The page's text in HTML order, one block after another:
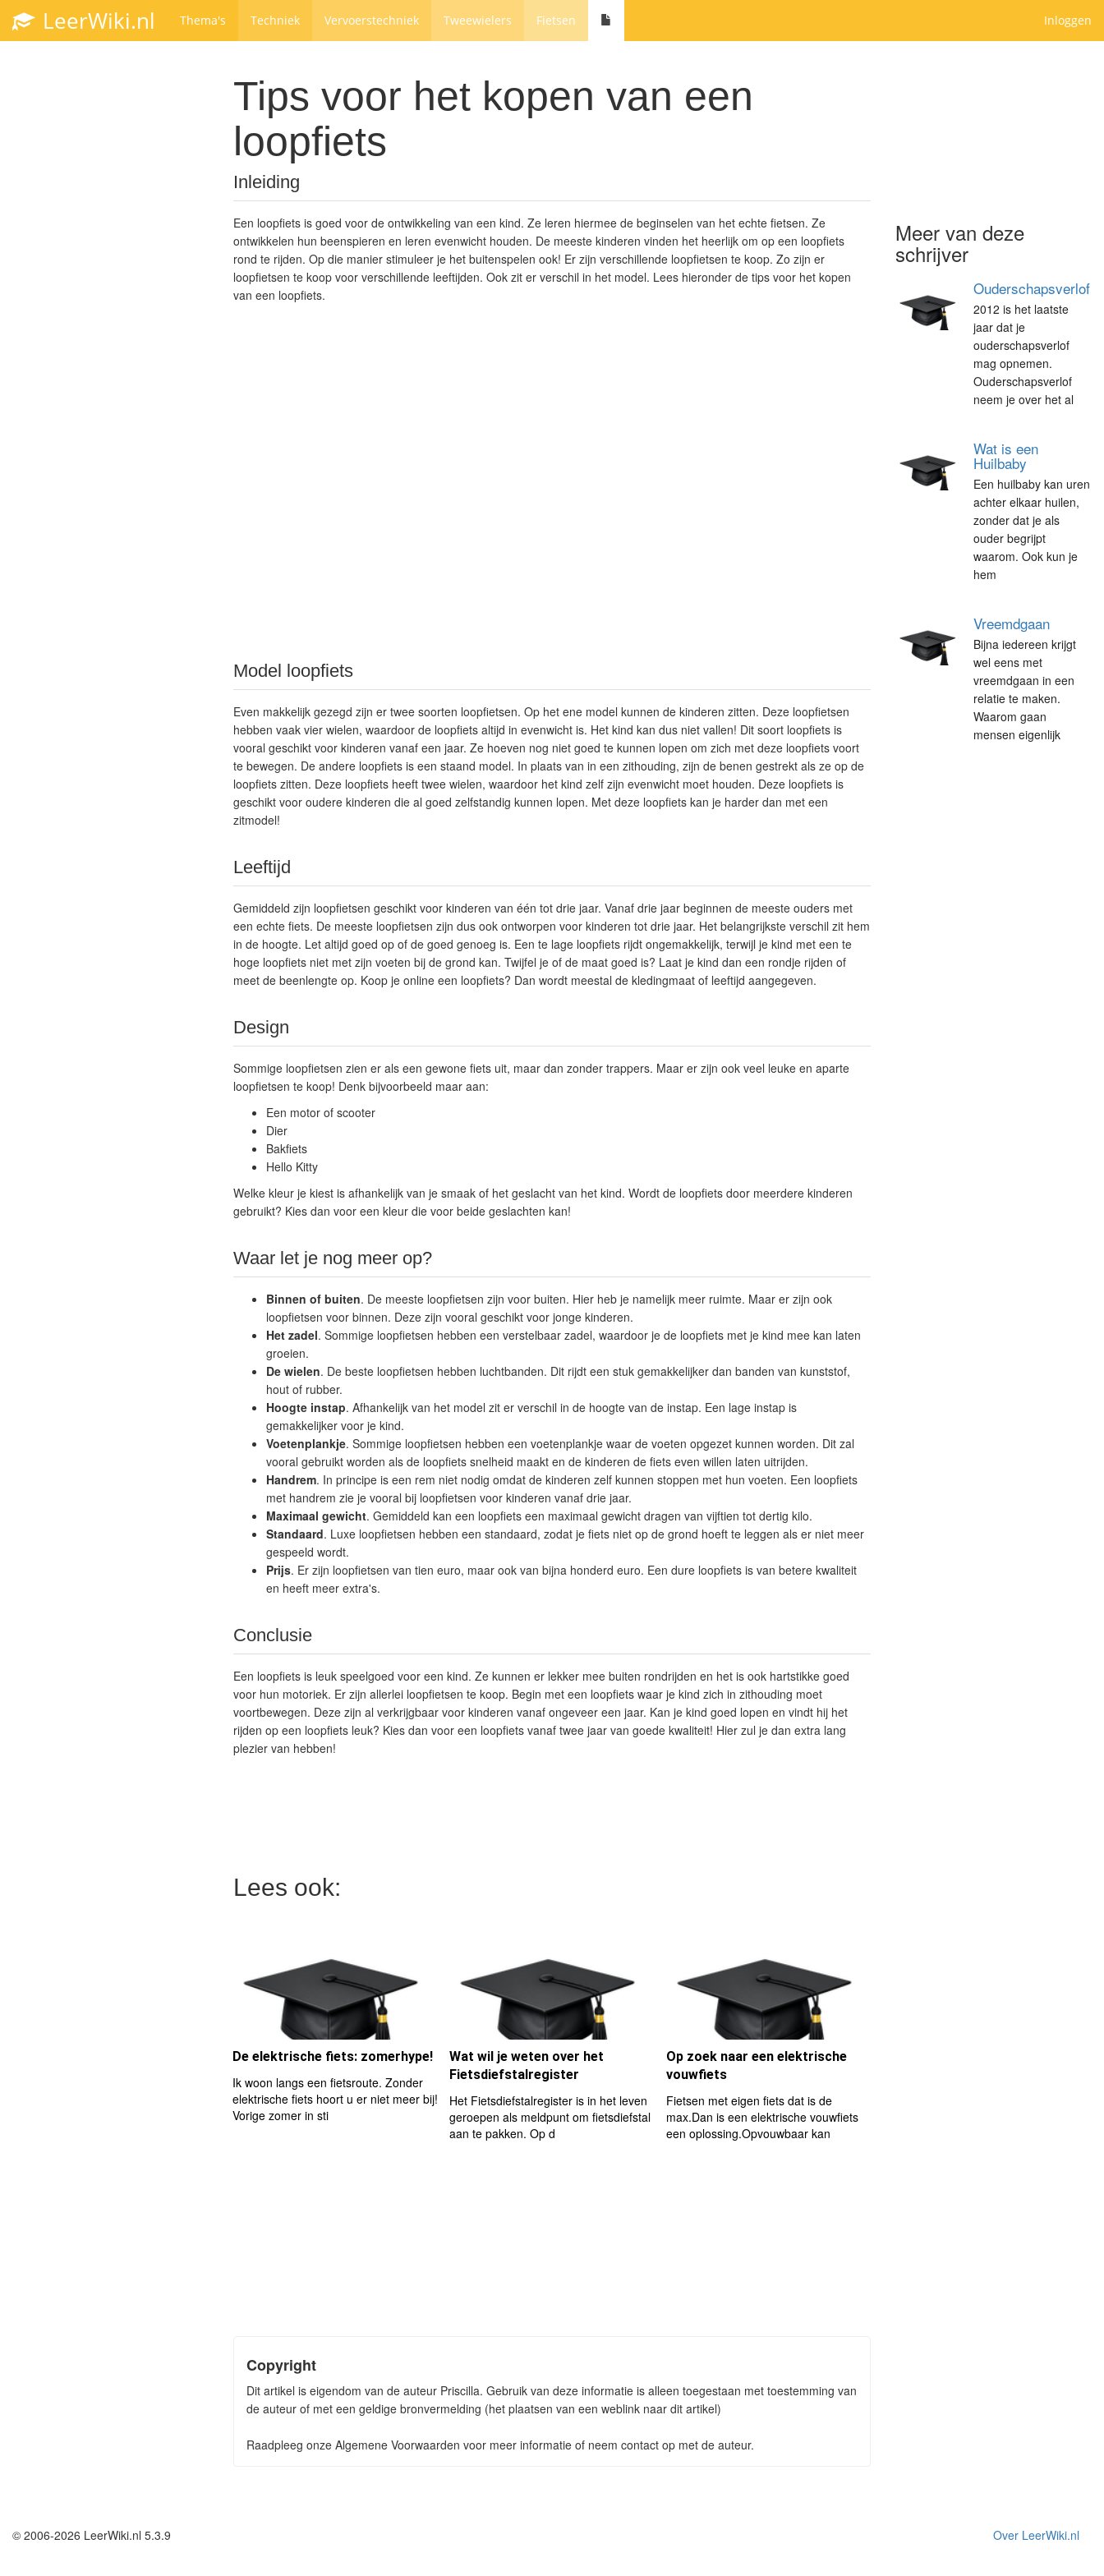
LeerWiki.nl Thema's Techniek Vervoerstechniek Tweewielers Fietsen Inloggen
Tips voor het kopen van een
loopfiets
Inleiding
Een loopfiets is goed voor de ontwikkeling van een kind. Ze leren hiermee de beginselen van het echte fietsen. Ze
ontwikkelen hun beenspieren en leren evenwicht houden. De meeste kinderen vinden het heerlijk om op een loopfiets
rond te rijden. Op die manier stimuleer je het buitenspelen ook! Er zijn verschillende loopfietsen te koop. Zo zijn er
loopfietsen te koop voor verschillende leeftijden. Ook zit er verschil in het model. Lees hieronder de tips voor het kopen
van een loopfiets.
Model loopfiets
Even makkelijk gezegd zijn er twee soorten loopfietsen. Op het ene model kunnen de kinderen zitten. Deze loopfietsen
hebben vaak vier wielen, waardoor de loopfiets altijd in evenwicht is. Het kind kan dus niet vallen! Dit soort loopfiets is
vooral geschikt voor kinderen vanaf een jaar. Ze hoeven nog niet goed te kunnen lopen om zich met deze loopfiets voort
te bewegen. De andere loopfiets is een staand model. In plaats van in een zithouding, zijn de benen gestrekt als ze op de
loopfiets zitten. Deze loopfiets heeft twee wielen, waardoor het kind zelf zijn evenwicht moet houden. Deze loopfiets is
geschikt voor oudere kinderen die al goed zelfstandig kunnen lopen. Met deze loopfiets kan je harder dan met een
zitmodel!
Leeftijd
Gemiddeld zijn loopfietsen geschikt voor kinderen van één tot drie jaar. Vanaf drie jaar beginnen de meeste ouders met
een echte fiets. De meeste loopfietsen zijn dus ook ontworpen voor kinderen tot drie jaar. Het belangrijkste verschil zit hem
in de hoogte. Let altijd goed op of de goed genoeg is. Een te lage loopfiets rijdt ongemakkelijk, terwijl je kind met een te
hoge loopfiets niet met zijn voeten bij de grond kan. Twijfel je of de maat goed is? Laat je kind dan een rondje rijden of
meet de beenlengte op. Koop je online een loopfiets? Dan wordt meestal de kledingmaat of leeftijd aangegeven.
Design
Sommige loopfietsen zien er als een gewone fiets uit, maar dan zonder trappers. Maar er zijn ook veel leuke en aparte
loopfietsen te koop! Denk bijvoorbeeld maar aan:
Een motor of scooter
Dier
Bakfiets
Hello Kitty
Welke kleur je kiest is afhankelijk van je smaak of het geslacht van het kind. Wordt de loopfiets door meerdere kinderen
gebruikt? Kies dan voor een kleur die voor beide geslachten kan!
Waar let je nog meer op?
Binnen of buiten. De meeste loopfietsen zijn voor buiten. Hier heb je namelijk meer ruimte. Maar er zijn ook
loopfietsen voor binnen. Deze zijn vooral geschikt voor jonge kinderen.
Het zadel. Sommige loopfietsen hebben een verstelbaar zadel, waardoor je de loopfiets met je kind mee kan laten
groeien.
De wielen. De beste loopfietsen hebben luchtbanden. Dit rijdt een stuk gemakkelijker dan banden van kunststof,
hout of rubber.
Hoogte instap. Afhankelijk van het model zit er verschil in de hoogte van de instap. Een lage instap is
gemakkelijker voor je kind.
Voetenplankje. Sommige loopfietsen hebben een voetenplankje waar de voeten opgezet kunnen worden. Dit zal
vooral gebruikt worden als de loopfiets snelheid maakt en de kinderen de fiets even willen laten uitrijden.
Handrem. In principe is een rem niet nodig omdat de kinderen zelf kunnen stoppen met hun voeten. Een loopfiets
met handrem zie je vooral bij loopfietsen voor kinderen vanaf drie jaar.
Maximaal gewicht. Gemiddeld kan een loopfiets een maximaal gewicht dragen van vijftien tot dertig kilo.
Standaard. Luxe loopfietsen hebben een standaard, zodat je fiets niet op de grond hoeft te leggen als er niet meer
gespeeld wordt.
Prijs. Er zijn loopfietsen van tien euro, maar ook van bijna honderd euro. Een dure loopfiets is van betere kwaliteit
en heeft meer extra's.
Conclusie
Een loopfiets is leuk speelgoed voor een kind. Ze kunnen er lekker mee buiten rondrijden en het is ook hartstikke goed
voor hun motoriek. Er zijn allerlei loopfietsen te koop. Begin met een loopfiets waar je kind zich in zithouding moet
voortbewegen. Deze zijn al verkrijgbaar voor kinderen vanaf ongeveer een jaar. Kan je kind goed lopen en vindt hij het
rijden op een loopfiets leuk? Kies dan voor een loopfiets vanaf twee jaar van goede kwaliteit! Hier zul je dan extra lang
plezier van hebben!
Lees ook:
De elektrische fiets: zomerhype!
Ik woon langs een fietsroute. Zonder
elektrische fiets hoort u er niet meer bij!
Vorige zomer in sti
Wat wil je weten over het
Fietsdiefstalregister
Het Fietsdiefstalregister is in het leven
geroepen als meldpunt om fietsdiefstal
aan te pakken. Op d
Op zoek naar een elektrische
vouwfiets
Fietsen met eigen fiets dat is de
max.Dan is een elektrische vouwfiets
een oplossing.Opvouwbaar kan
Copyright
Dit artikel is eigendom van de auteur Priscilla. Gebruik van deze informatie is alleen toegestaan met toestemming van
de auteur of met een geldige bronvermelding (het plaatsen van een weblink naar dit artikel)
Raadpleeg onze Algemene Voorwaarden voor meer informatie of neem contact op met de auteur.
Meer van deze
schrijver
Ouderschapsverlof
2012 is het laatste
jaar dat je
ouderschapsverlof
mag opnemen.
Ouderschapsverlof
neem je over het al
Wat is een
Huilbaby
Een huilbaby kan uren
achter elkaar huilen,
zonder dat je als
ouder begrijpt
waarom. Ook kun je
hem
Vreemdgaan
Bijna iedereen krijgt
wel eens met
vreemdgaan in een
relatie te maken.
Waarom gaan
mensen eigenlijk
Over LeerWiki.nl
© 2006-2026 LeerWiki.nl 5.3.9